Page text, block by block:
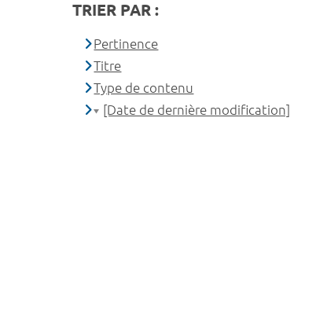
TRIER PAR :
Pertinence
Titre
Type de contenu
[Date de dernière modification]